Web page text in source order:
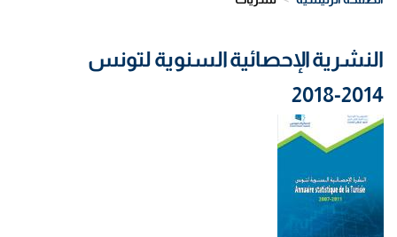
النشرية الإحصائية السنوية لتونس
2014-2018